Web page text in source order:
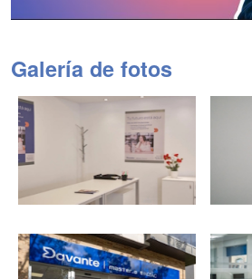
Galería de fotos